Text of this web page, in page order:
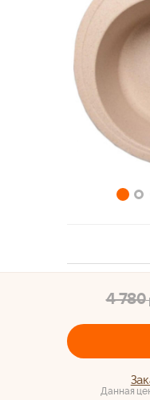
4 780
Данная